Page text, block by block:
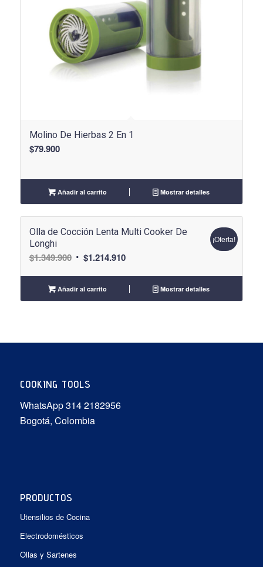
Molino De Hierbas 2 En 1
$79.900
Añadir al carrito Mostrar detalles
Olla de Cocción Lenta Multi Cooker De
Longhi
$1.349.900 El
original
era:
$1.214.910El
actual
es:
¡Oferta!
Añadir al carrito Mostrar detalles
COOKING TOOLS
WhatsApp 314 2182956
Bogotá, Colombia
PRODUCTOS
Utensilios de Cocina
Electrodomésticos
Ollas y Sartenes